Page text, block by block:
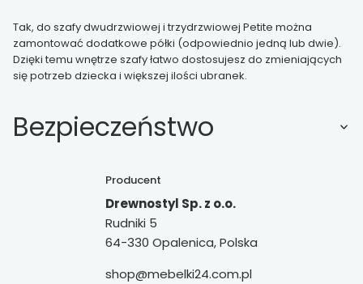
Tak, do szafy dwudrzwiowej i trzydrzwiowej Petite można
zamontować dodatkowe półki (odpowiednio jedną lub dwie).
Dzięki temu wnętrze szafy łatwo dostosujesz do zmieniających
się potrzeb dziecka i większej ilości ubranek.
Bezpieczeństwo
Producent
Drewnostyl Sp. z o.o.
Rudniki 5
64-330 Opalenica, Polska
shop@mebelki24.com.pl